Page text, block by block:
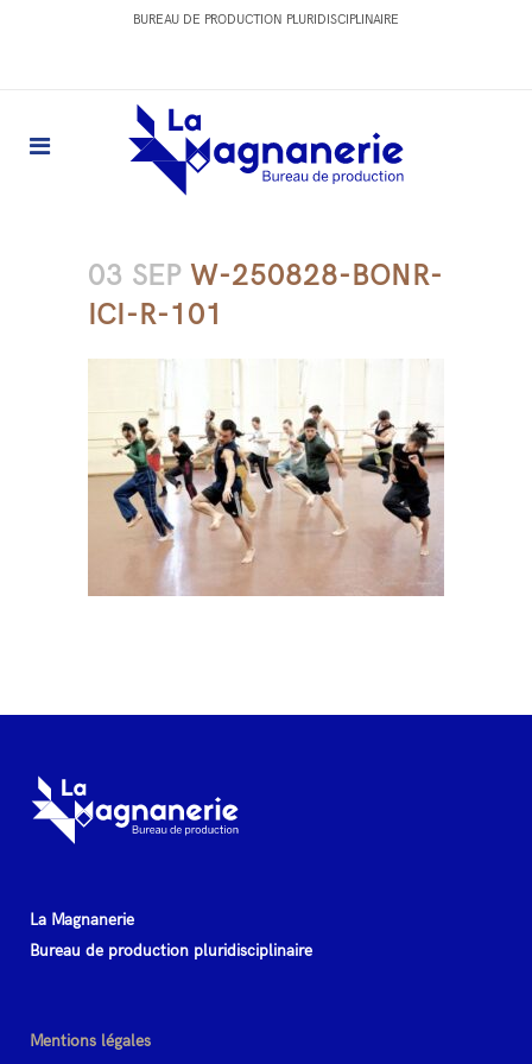
BUREAU DE PRODUCTION PLURIDISCIPLINAIRE
03 SEP W-250828-BONR-
ICI-R-101
La Magnanerie
Bureau de production pluridisciplinaire
Mentions légales